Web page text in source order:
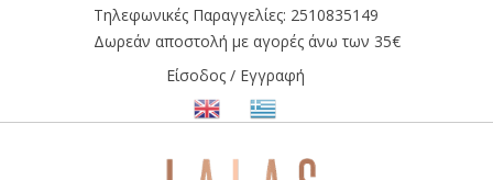
Τηλεφωνικές Παραγγελίες: 2510835149
Δωρεάν αποστολή με αγορές άνω των 35€
Είσοδος / Εγγραφή